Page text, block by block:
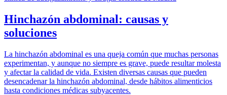
Hinchazón abdominal: causas y
soluciones
La hinchazón abdominal es una queja común que muchas personas
experimentan, y aunque no siempre es grave, puede resultar molesta
y afectar la calidad de vida. Existen diversas causas que pueden
desencadenar la hinchazón abdominal, desde hábitos alimenticios
hasta condiciones médicas subyacentes.